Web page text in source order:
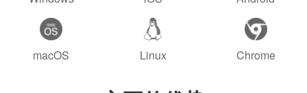
macOS Linux Chrome